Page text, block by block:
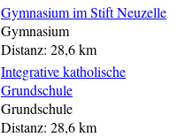
Gymnasium im Stift Neuzelle
Gymnasium
Distanz: 28,6 km
Integrative katholische
Grundschule
Grundschule
Distanz: 28,6 km